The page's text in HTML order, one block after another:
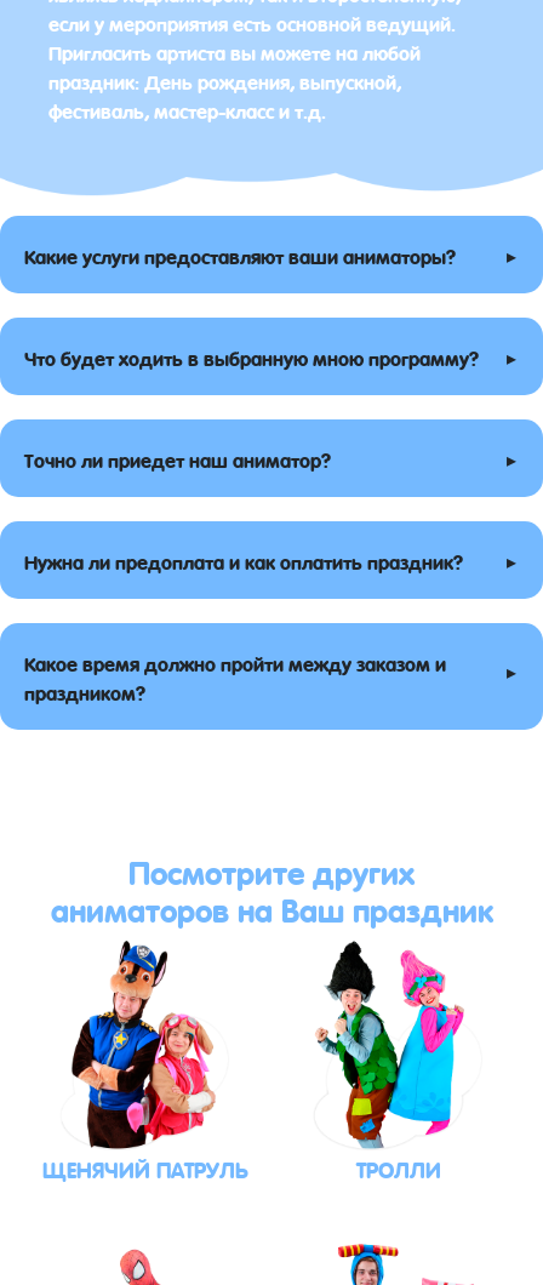
если у мероприятия есть основной ведущий.
Пригласить артиста вы можете на любой
праздник: День рождения, выпускной,
фестиваль, мастер-класс и т.д.
Какие услуги предоставляют ваши аниматоры? ▸
Что будет ходить в выбранную мною программу? ▸
Точно ли приедет наш аниматор? ▸
Нужна ли предоплата и как оплатить праздник? ▸
Какое время должно пройти между заказом и
праздником?
▸
Посмотрите других
аниматоров на Ваш праздник
ЩЕНЯЧИЙ ПАТРУЛЬ ТРОЛЛИ